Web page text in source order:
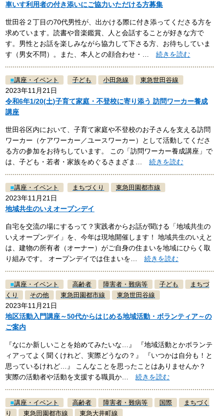
車いす利用者の付き添いにご協力いただける方募集
世田谷２丁目の70代男性が、出かける際に付き添ってくださる方を
求めています。読書や音楽鑑賞、人と会話することが好きな方で
す。男性とお話を楽しみながら協力して下さる方、お待ちしていま
す（男女不問）。また、本人との顔合わせ・…続きを読む
■講座・イベント 子ども 小田急線 東急世田谷線
2023年11月21日
令和6年1/20(土)子育て家庭・不登校に寄り添う 訪問ワーカー養成
講座
世田谷区内において、子育て家庭や不登校のお子さんを支える訪問
ワーカー（ケアワーカー／ユースワーカー）として活動してくださ
る方の参加をお待ちしています。 この「訪問ワーカー養成講座」で
は、子ども・若者・家族をめぐるさまざま…続きを読む
■講座・イベント まちづくり 東急田園都市線
2023年11月21日
地域共生のいえオープンデイ
自宅を交流の場にするって？実践者からお話が聞ける「地域共生の
いえオープンデイ」を、今年は現地開催します！ 地域共生のいえと
は、建物の所有者（オーナー）がご自身の住まいを地域にひらく取
り組みです。 オープンデイでは住まいを…続きを読む
■講座・イベント 高齢者 障害者・難病等 子ども
まちづ
くり
その他 東急田園都市線 東急世田谷線
2023年11月21日
地区活動入門講座～50代からはじめる地域活動・ボランティア～の
ご案内
『なにか新しいことを始めてみたいな…』 『地域活動とかボランテ
ィアってよく聞くけれど、実際どうなの？』 『いつかは自分も！と
思っているけれど…』 こんなことを思ったことはありませんか？
実際の活動者や活動を支援する職員か…続きを読む
■講座・イベント 高齢者 障害者・難病等 国際
まちづく
り
東急田園都市線 東急大井町線